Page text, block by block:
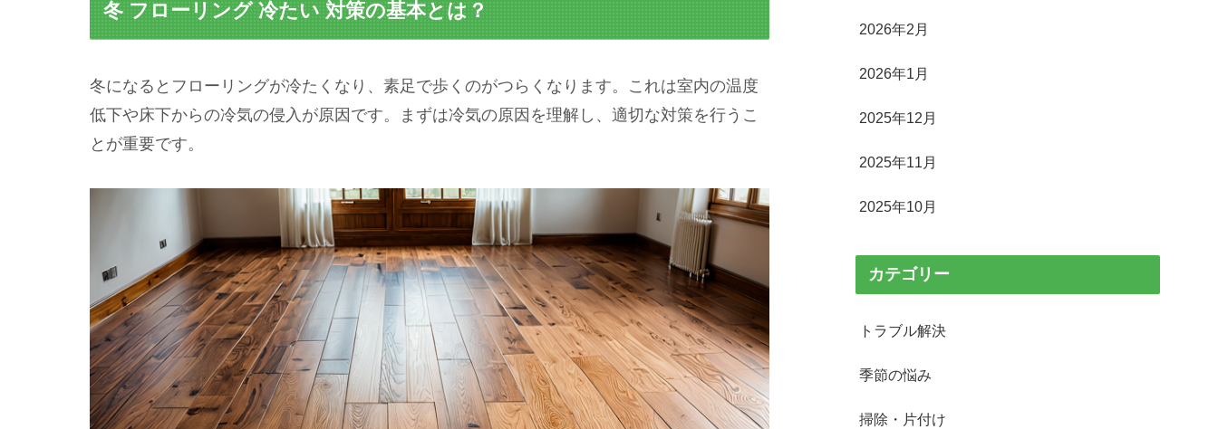
冬 フローリング 冷たい 対策の基本とは？
冬になるとフローリングが冷たくなり、素足で歩くのがつらくなります。これは室内の温度
低下や床下からの冷気の侵入が原因です。まずは冷気の原因を理解し、適切な対策を行うこ
とが重要です。
2026年2月
2026年1月
2025年12月
2025年11月
2025年10月
カテゴリー
トラブル解決
季節の悩み
掃除・片付け